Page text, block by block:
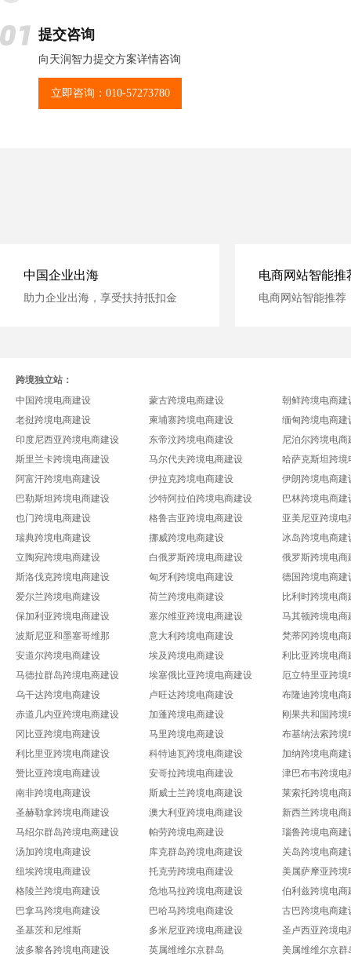
提交咨询
向天润智力提交方案详情咨询
立即咨询：010-57273780
中国企业出海
助力企业出海，享受扶持抵扣金
电商网站智能推
电商网站智能推荐
跨境独立站：
中国跨境电商建设 蒙古跨境电商建设
朝鲜跨境电商建
老挝跨境电商建设
柬埔寨跨境电商建设
缅甸跨境电商建
印度尼西亚跨境电商建设
东帝汶跨境电商建设
尼泊尔跨境电商
斯里兰卡跨境电商建设
马尔代夫跨境电商建设
哈萨克斯坦跨境
阿富汗跨境电商建设
伊拉克跨境电商建设
伊朗跨境电商建
巴勒斯坦跨境电商建设
沙特阿拉伯跨境电商建设
巴林跨境电商建
也门跨境电商建设
格鲁吉亚跨境电商建设
亚美尼亚跨境电
瑞典跨境电商建设
挪威跨境电商建设
冰岛跨境电商建
立陶宛跨境电商建设
白俄罗斯跨境电商建设
俄罗斯跨境电商
斯洛伐克跨境电商建设
匈牙利跨境电商建设
德国跨境电商建
爱尔兰跨境电商建设
荷兰跨境电商建设
比利时跨境电商
保加利亚跨境电商建设
塞尔维亚跨境电商建设
马其顿跨境电商
波斯尼亚和墨塞哥维那
意大利跨境电商建设
梵蒂冈跨境电商
安道尔跨境电商建设
埃及跨境电商建设
利比亚跨境电商
马德拉群岛跨境电商建设
埃塞俄比亚跨境电商建设
厄立特里亚跨
乌干达跨境电商建设
卢旺达跨境电商建设
布隆迪跨境电商
赤道几内亚跨境电商建设
加蓬跨境电商建设
刚果共和国跨境
冈比亚跨境电商建设
马里跨境电商建设
布基纳法索跨境
利比里亚跨境电商建设
科特迪瓦跨境电商建设
加纳跨境电商建
赞比亚跨境电商建设
安哥拉跨境电商建设
津巴布韦跨境电
南非跨境电商建设
斯威士兰跨境电商建设
莱索托跨境电商
圣赫勒拿跨境电商建设
澳大利亚跨境电商建设
新西兰跨境电商
马绍尔群岛跨境电商建设
帕劳跨境电商建设
瑙鲁跨境电商建
汤加跨境电商建设
库克群岛跨境电商建设
关岛跨境电商建
纽埃跨境电商建设
托克劳跨境电商建设
美属萨摩亚跨境
格陵兰跨境电商建设
危地马拉跨境电商建设
伯利兹跨境电商
巴拿马跨境电商建设
巴哈马跨境电商建设
古巴跨境电商建
圣基茨和尼维斯
多米尼亚跨境电商建设
圣卢西亚跨境电
波多黎各跨境电商建设
英属维维尔京群岛
美属维维尔京群